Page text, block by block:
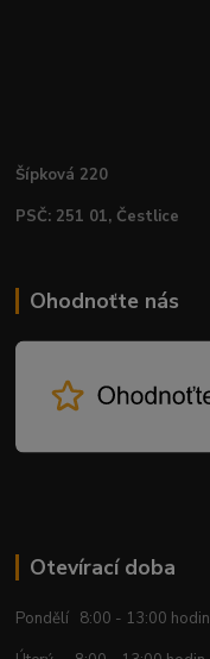
Šípková 220
PSČ: 251 01, Čestlice
Ohodnoťte nás
Otevírací doba
Pondělí 8:00 - 13:00 hodin